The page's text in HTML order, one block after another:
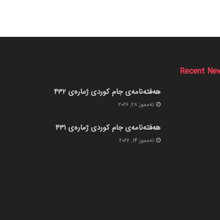
Recent
هەفتەنامەی جام کوردی ژمارەی 432
ته‌مموز 28, 2026
هەفتەنامەی جام کوردی ژمارەی 431
ته‌مموز 14, 2026